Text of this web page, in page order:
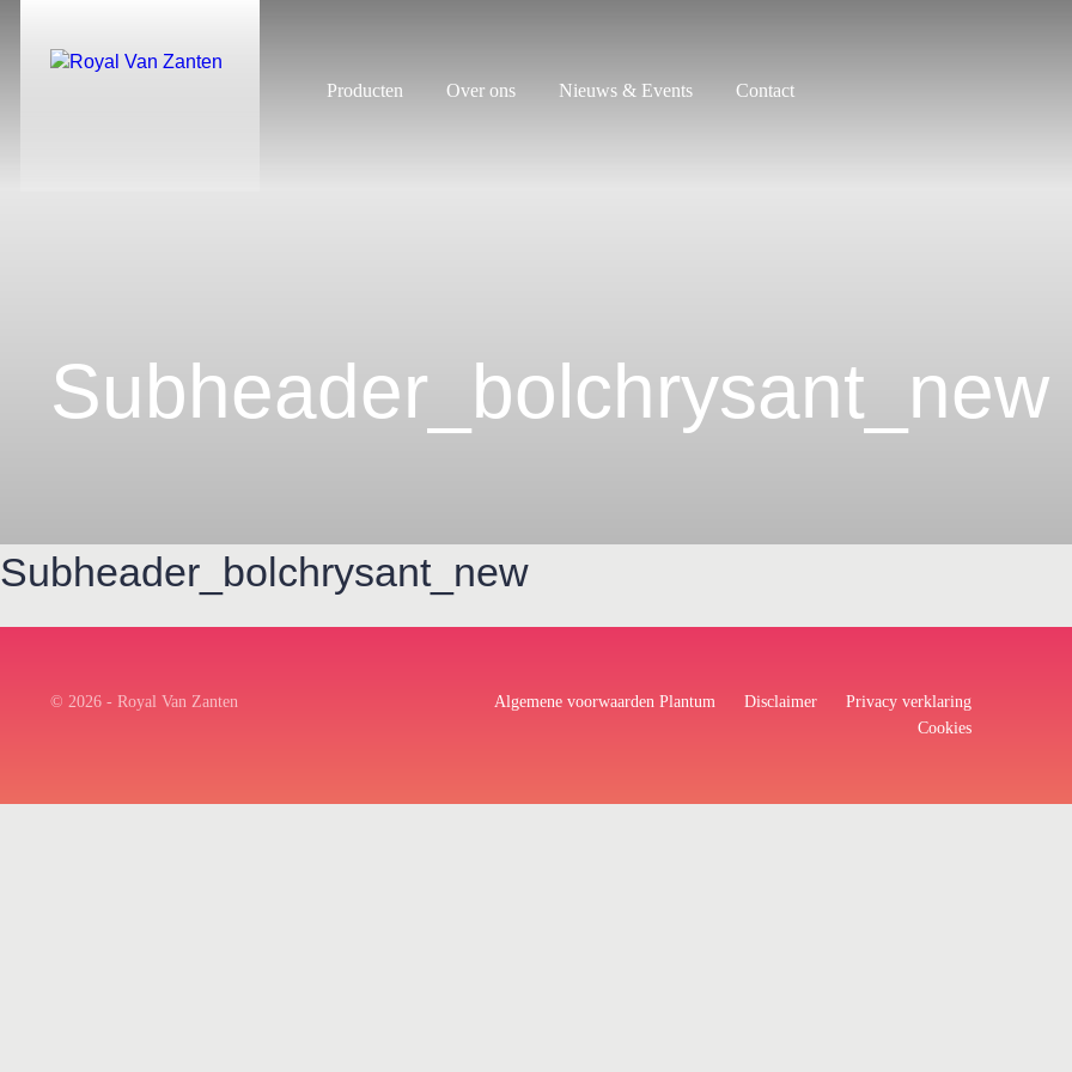
Producten Over ons Nieuws & Events Contact
Subheader_bolchrysant_new
Subheader_bolchrysant_new
© 2026 - Royal Van Zanten Algemene voorwaarden Plantum Disclaimer
Privacy verklaring
Cookies